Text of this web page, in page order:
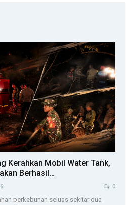
Kerahkan Mobil Water Tank,
Berhasil…
0
perkebunan seluas sekitar dua